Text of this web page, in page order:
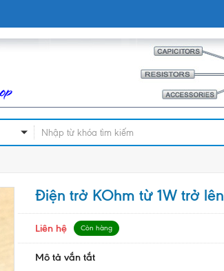
Điện trở KOhm từ 1W trở lên
Liên hệ Còn hàng
Mô tả vắn tắt